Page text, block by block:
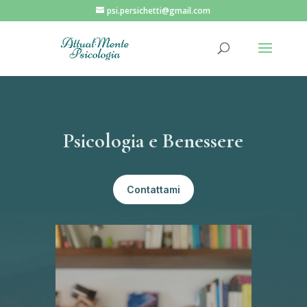
psi.persichetti@gmail.com
Psicologia e Benessere
Contattami